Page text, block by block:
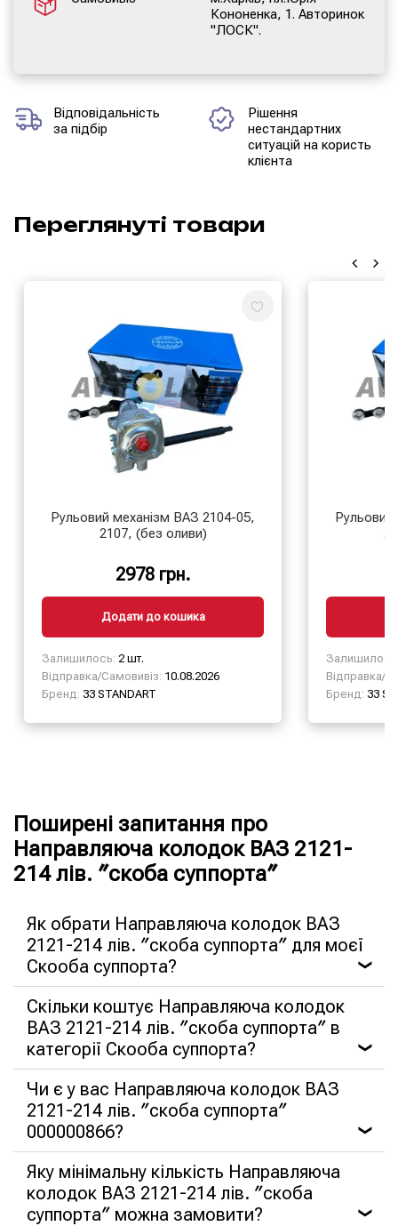
Кононенка, 1. Авторинок
"ЛОСК".
Відповідальність
за підбір
Рішення
нестандартних
ситуацій на користь
клієнта
Переглянуті товари
Рульовий механізм ВАЗ 2104-05,
2107, (без оливи)
2978 грн.
Додати до кошика
Залишилось: 2 шт.
Відправка/Самовивіз: 10.08.2026
Бренд: 33 STANDART
Відправка/
Бренд: 33
Поширені запитання про
Направляюча колодок ВАЗ 2121-
214 лів. ″скоба суппорта″
Як обрати Направляюча колодок ВАЗ
2121-214 лів. ″скоба суппорта″ для моєї
Скооба суппорта?
❯
Скільки коштує Направляюча колодок
ВАЗ 2121-214 лів. ″скоба суппорта″ в
категорії Скооба суппорта?
❯
Чи є у вас Направляюча колодок ВАЗ
2121-214 лів. ″скоба суппорта″
000000866?
❯
Яку мінімальну кількість Направляюча
колодок ВАЗ 2121-214 лів. ″скоба
суппорта″ можна замовити?
❯